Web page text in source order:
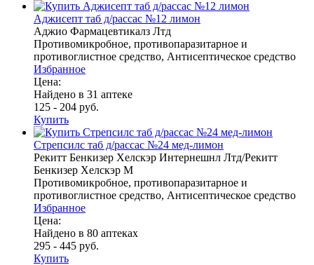
Аджисепт таб д/рассас №12 лимон
Аджио Фармацевтикалз Лтд
Противомикробное, противопаразитарное и
противоглистное средство, Антисептическое средство
Избранное
Цена:
Найдено в 31 аптеке
125 - 204 руб.
Купить
Стрепсилс таб д/рассас №24 мед-лимон
Рекитт Бенкизер Хелскэр Интернешнл Лтд/Рекитт
Бенкизер Хелскэр М
Противомикробное, противопаразитарное и
противоглистное средство, Антисептическое средство
Избранное
Цена:
Найдено в 80 аптеках
295 - 445 руб.
Купить